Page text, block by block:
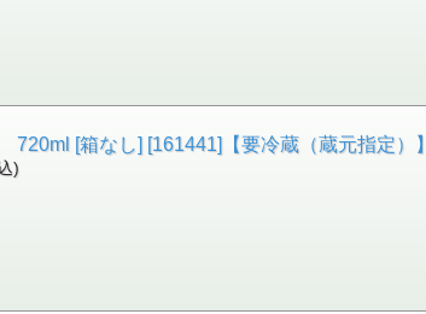
[箱なし] [161441]【要冷蔵（蔵元指定）】
)